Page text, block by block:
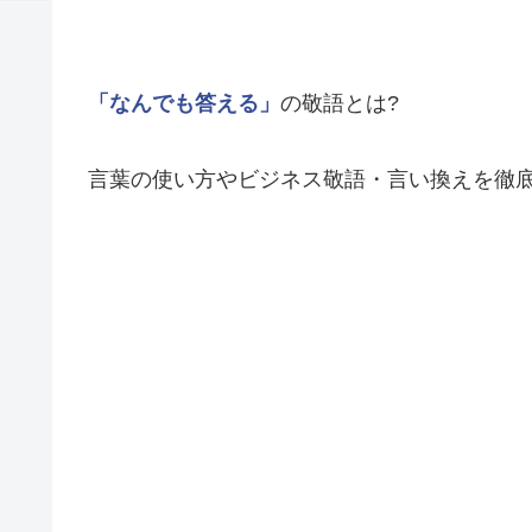
「なんでも答える」 の敬語とは?
言葉の使い方やビジネス敬語・言い換えを徹